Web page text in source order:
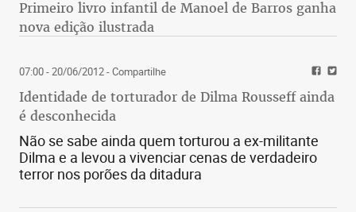
Primeiro livro infantil de Manoel de Barros ganha
nova edição ilustrada
07:00 - 20/06/2012- Compartilhe
Identidade de torturador de Dilma Rousseff ainda
é desconhecida
Não se sabe ainda quem torturou a ex-militante
Dilma e a levou a vivenciar cenas de verdadeiro
terror nos porões da ditadura